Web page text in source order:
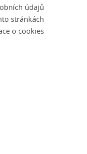
údajů
stránkách
o cookies